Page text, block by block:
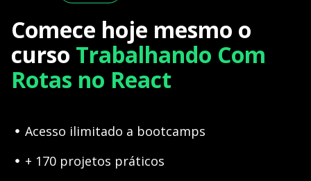
Comece hoje mesmo o
curso Trabalhando Com
Rotas no React
Acesso ilimitado a bootcamps
+ 170 projetos práticos